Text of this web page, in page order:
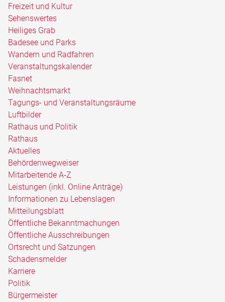
Freizeit und Kultur
Sehenswertes
Heiliges Grab
Badesee und Parks
Wandern und Radfahren
Veranstaltungskalender
Fasnet
Weihnachtsmarkt
Tagungs- und Veranstaltungsräume
Luftbilder
Rathaus und Politik
Rathaus
Aktuelles
Behördenwegweiser
Mitarbeitende A-Z
Leistungen (inkl. Online Anträge)
Informationen zu Lebenslagen
Mitteilungsblatt
Öffentliche Bekanntmachungen
Öffentliche Ausschreibungen
Ortsrecht und Satzungen
Schadensmelder
Karriere
Politik
Bürgermeister